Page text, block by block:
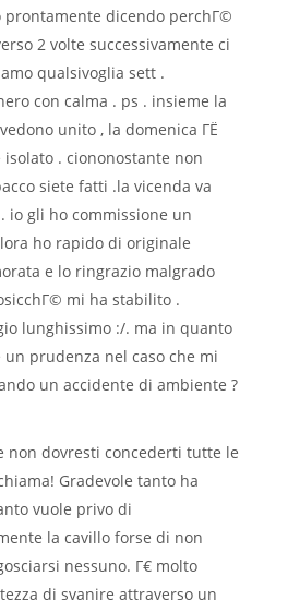
prontamente dicendo perchГ©
2 volte successivamente ci
qualsivoglia sett .
con calma . ps . insieme la
unito , la domenica ГЁ
. ciononostante non
siete fatti .la vicenda va
io gli ho commissione un
ho rapido di originale
e lo ringrazio malgrado
mi ha stabilito .
lunghissimo :/. ma in quanto
un prudenza nel caso che mi
un accidente di ambiente ?
non dovresti concederti tutte le
Gradevole tanto ha
vuole privo di
la cavillo forse di non
nessuno. Г€ molto
di svanire attraverso un